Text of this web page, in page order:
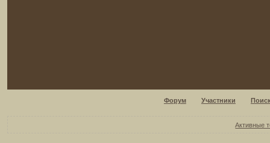
Форум Участники
Активные